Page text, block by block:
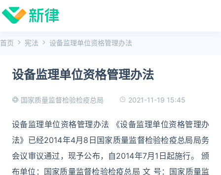
首页 宪法 设备监理单位资格管理办法
设备监理单位资格管理办法
国家质量监督检验检疫总局 2021-11-19 15:45
设备监理单位资格管理办法 《设备监理单位资格管理办
法》已经2014年4月8日国家质量监督检验检疫总局局务
会议审议通过，现予公布，自2014年7月1日起施行。 颁
布单位：国家质量监督检验检疫总局 文 号：国家质量监